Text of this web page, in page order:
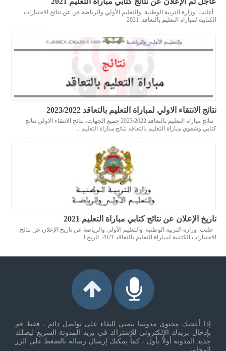
أعلنت وزارة التربية الوطنية والتعليم الأولي والرياضة عن عن نتائج الاختبارات
الكتابية لمباراة التعليم بالتعاقد 2021
نتائج الانتقاء الاولي لمباراة التعليم بالتعاقد 2023/2022
نتائج مباراة التعليم بالتعاقد 2023/2022 جميع الجهات، نتائج الانتقاء الاولي نتائج
كتابي وشفوي مباراة التعليم بالتعاقد نتائج مباراة التعليم ...
تاريخ الإعلان عن نتائج كتابي مباراة التعليم 2021
علنت وزارة التربية الوطنية والتعليم الأولي والرياضة عن تاريخ الإعلان عن نتائج
الاختبارات الكتابية لمباراة التعليم بالتعاقد 2021. تاريخ ا...
إذا أعجبك محتوى مدونتنا نتمنى البقاء على تواصل دائم ، فقط قم
بإدخال بريدك الإلكتروني للإشتراك في بريد المدونة السريع ليصلك
جديد المدونة أولاً بأول ، كما يمكنك إرسال رساله بالضغط على الزر